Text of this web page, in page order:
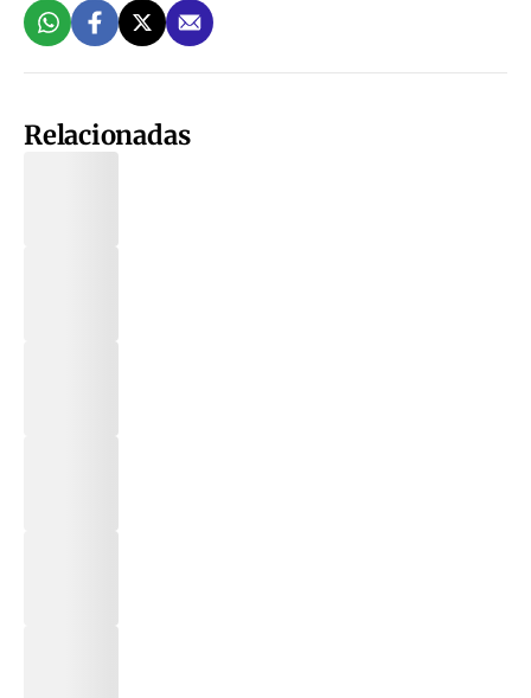
Relacionadas